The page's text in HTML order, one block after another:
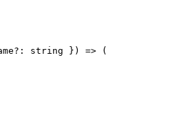
string }) => (